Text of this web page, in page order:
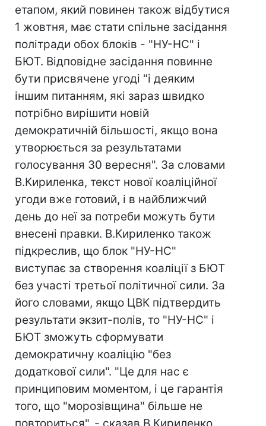
етапом, який повинен також відбутися
1 жовтня, має стати спільне засідання
політради обох блоків - "НУ-НС" і
БЮТ. Відповідне засідання повинне
бути присвячене угоді "і деяким
іншим питанням, які зараз швидко
потрібно вирішити новій
демократичній більшості, якщо вона
утворюється за результатами
голосування 30 вересня". За словами
В.Кириленка, текст нової коаліційної
угоди вже готовий, і в найближчий
день до неї за потреби можуть бути
внесені правки. В.Кириленко також
підкреслив, що блок "НУ-НС"
виступає за створення коаліції з БЮТ
без участі третьої політичної сили. За
його словами, якщо ЦВК підтвердить
результати экзит-полів, то "НУ-НС" і
БЮТ зможуть сформувати
демократичну коаліцію "без
додаткової сили". "Це для нас є
принциповим моментом, і це гарантія
того, що "морозівщина" більше не